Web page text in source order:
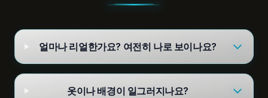
얼마나 리얼한가요? 여전히 나로 보이나요?
옷이나 배경이 일그러지나요?